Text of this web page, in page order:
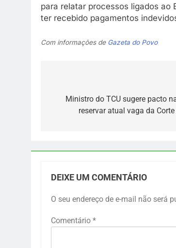
para relatar processos ligados ao
ter recebido pagamentos
Com informações de Gazeta do Povo
Ministro do TCU sugere pacto
reservar atual vaga da
DEIXE UM COMENTÁRIO
O seu endereço de e-mail não será
Comentário *